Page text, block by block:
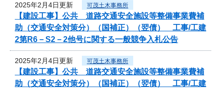
2025年2月4日更新 可茂土木事務所
【建設工事】公共 道路交通安全施設等整備事業費補
助（交通安全対策分）（国補正）（翌債） 工事/工建
2第R6－S2－2他号に関する一般競争入札公告
2025年2月4日更新 可茂土木事務所
【建設工事】公共 道路交通安全施設等整備事業費補
助（交通安全対策分）（国補正）（翌債） 工事/工建